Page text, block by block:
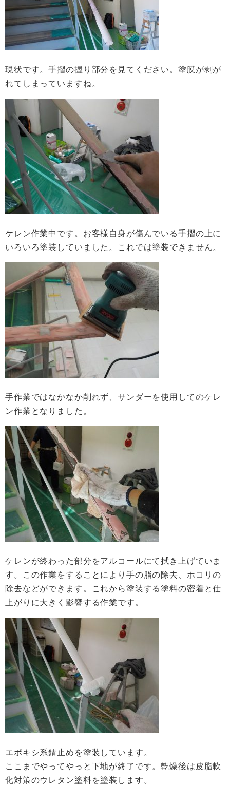
現状です。手摺の握り部分を見てください。塗膜が剥が
れてしまっていますね。
ケレン作業中です。お客様自身が傷んでいる手摺の上に
いろいろ塗装していました。これでは塗装できません。
手作業ではなかなか削れず、サンダーを使用してのケレ
ン作業となりました。
ケレンが終わった部分をアルコールにて拭き上げていま
す。この作業をすることにより手の脂の除去、ホコリの
除去などができます。これから塗装する塗料の密着と仕
上がりに大きく影響する作業です。
エポキシ系錆止めを塗装しています。
ここまでやってやっと下地が終了です。乾燥後は皮脂軟
化対策のウレタン塗料を塗装します。